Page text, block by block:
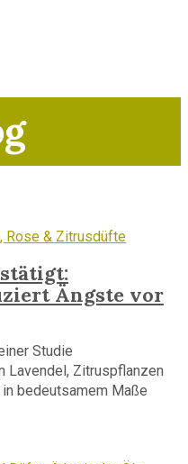
Ängste vor
Studie
Lavendel, Zitruspflanzen
bedeutsamem Maße